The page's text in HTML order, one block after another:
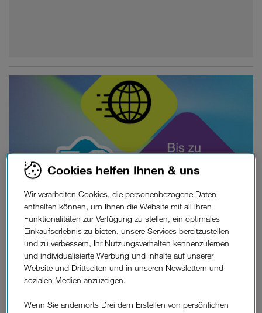
Unglücklich mit deinem Testergebnis?
Zeit für deinen Wechsel zu unserem Zuhause-Internet.
Zu den Tarifen
Cookies helfen Ihnen & uns
Wir verarbeiten Cookies, die personenbezogene Daten
enthalten können, um Ihnen die Website mit all ihren
Funktionalitäten zur Verfügung zu stellen, ein optimales
Einkaufserlebnis zu bieten, unsere Services bereitzustellen
und zu verbessern, Ihr Nutzungsverhalten kennenzulernen
und individualisierte Werbung und Inhalte auf unserer
Website und Drittseiten und in unseren Newslettern und
sozialen Medien anzuzeigen.
Wenn Sie andernorts Drei dem Erstellen von persönlichen